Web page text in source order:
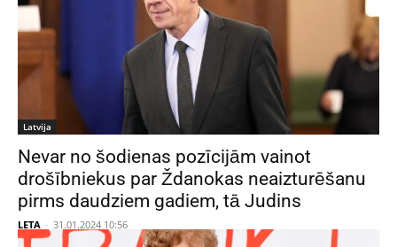
Latvija
Nevar no šodienas pozīcijām vainot
drošībniekus par Ždanokas neaizturēšanu
pirms daudziem gadiem, tā Judins
LETA - 31.01.2024 10:56